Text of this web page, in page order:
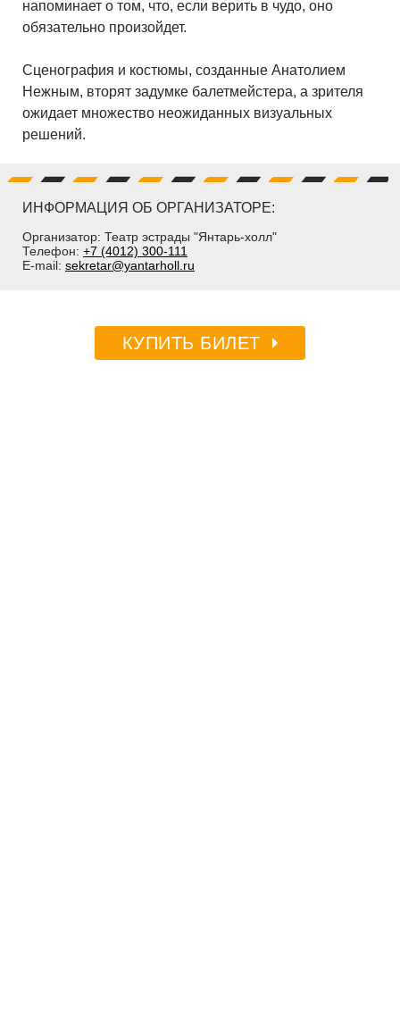
напоминает о том, что, если верить в чудо, оно
обязательно произойдет.
Сценография и костюмы, созданные Анатолием
Нежным, вторят задумке балетмейстера, а зрителя
ожидает множество неожиданных визуальных
решений.
ИНФОРМАЦИЯ ОБ ОРГАНИЗАТОРЕ:
Организатор: Театр эстрады "Янтарь-холл"
Телефон: +7 (4012) 300-111
E-mail: sekretar@yantarholl.ru
КУПИТЬ БИЛЕТ